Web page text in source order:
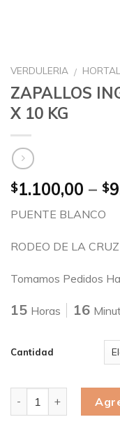
VERDULERIA /
ZAPALLOS
X 10 KG
$1.100,00 – $
PUENTE BLANCO
RODEO DE LA CRUZ
Tomamos Pedidos
15 Horas 16
Cantidad